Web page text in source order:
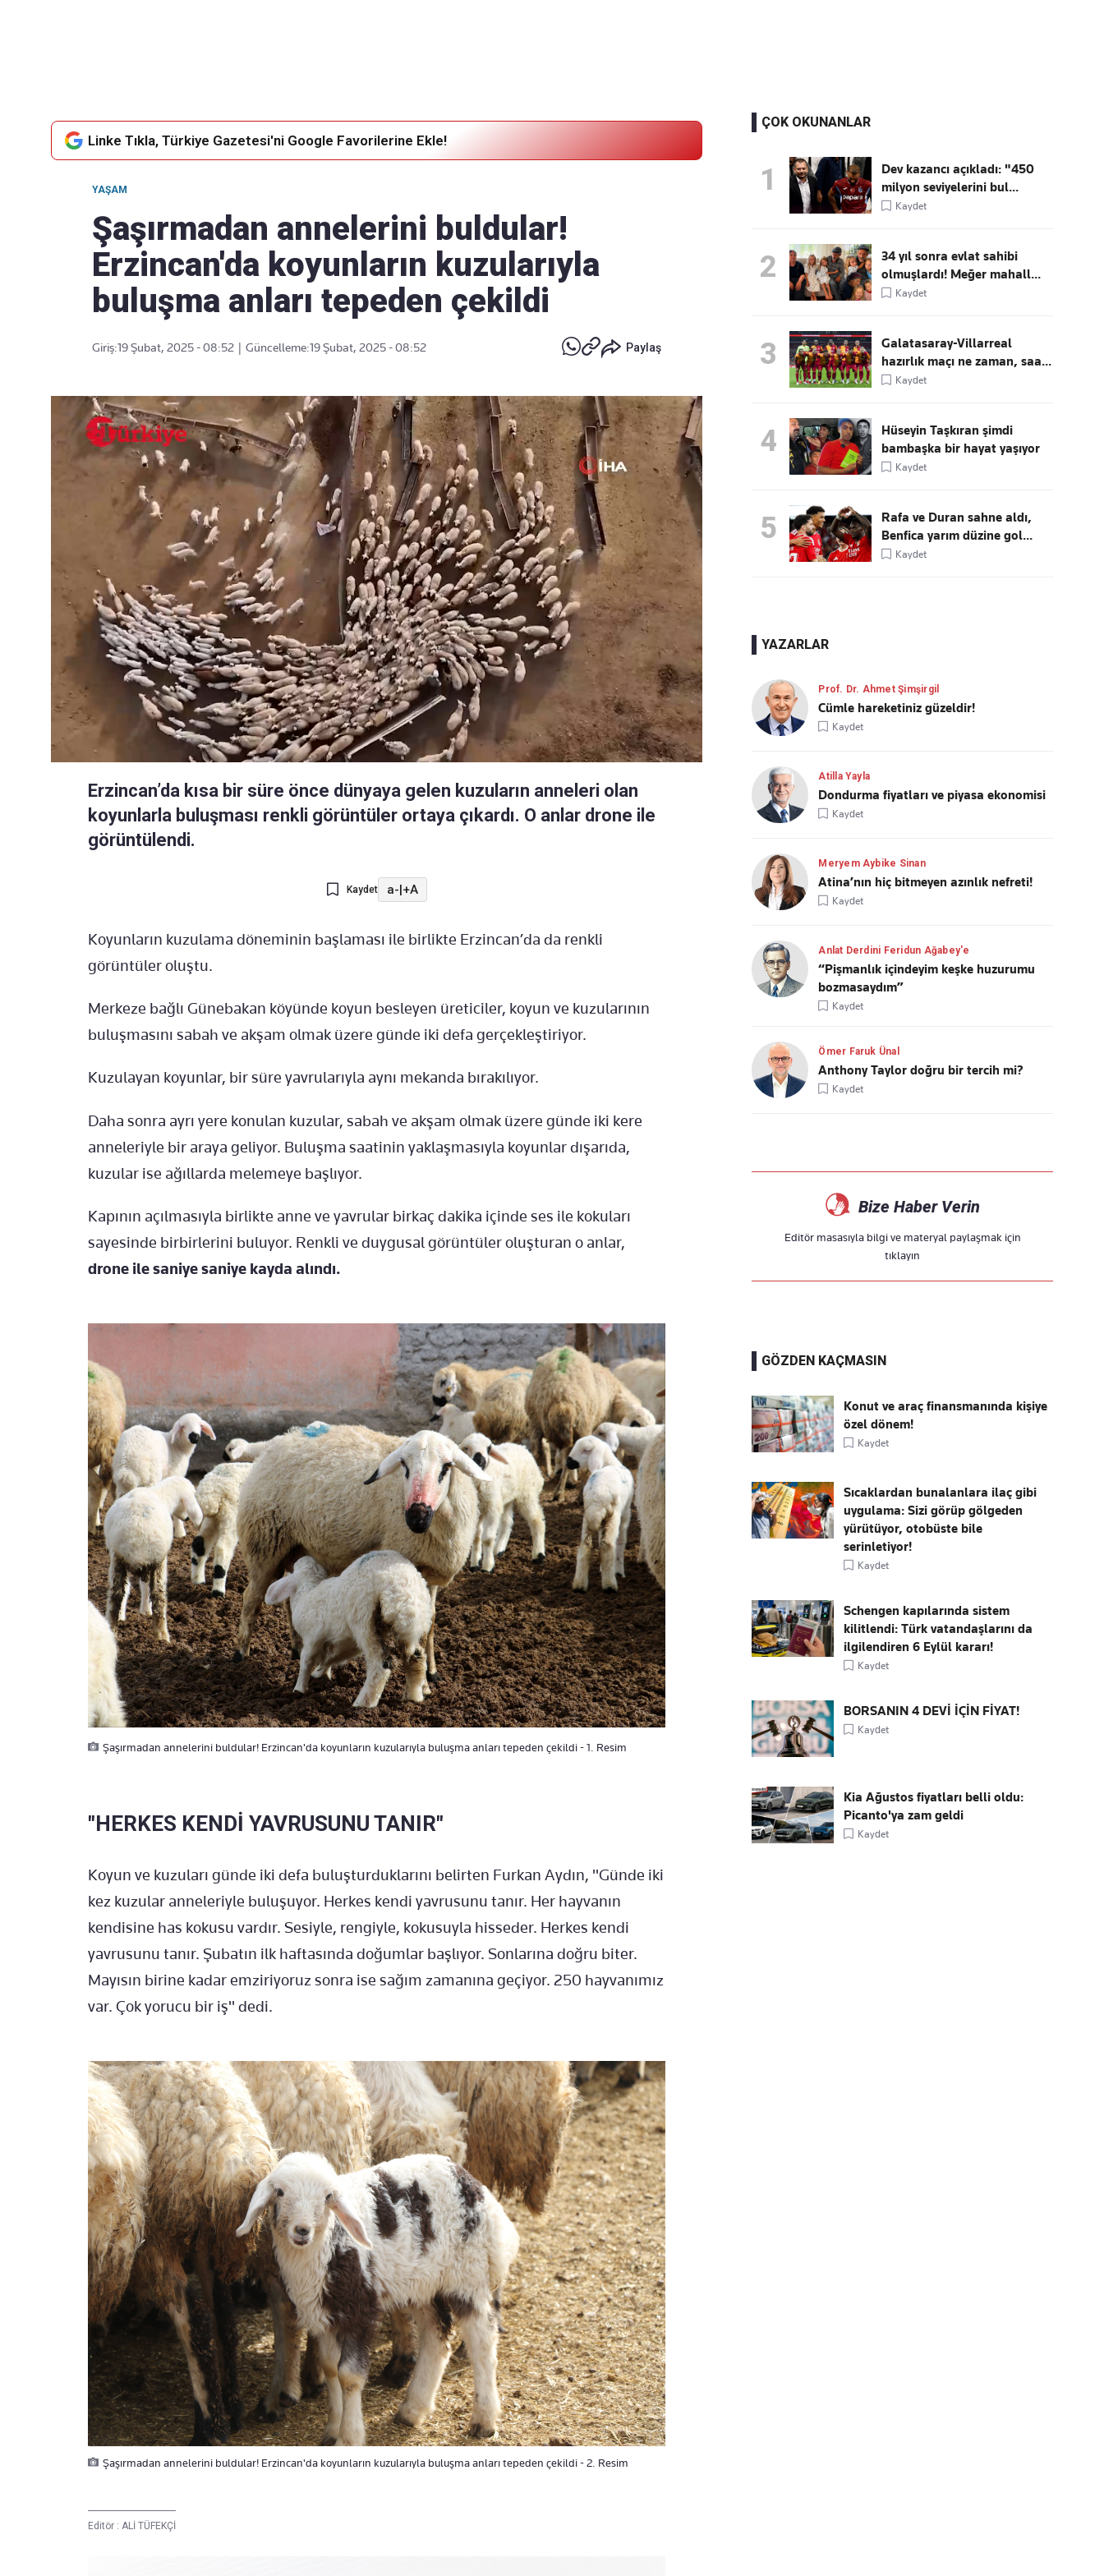
Linke Tıkla, Türkiye Gazetesi'ni Google Favorilerine Ekle!
YAŞAM
Şaşırmadan annelerini buldular!
Erzincan'da koyunların kuzularıyla
buluşma anları tepeden çekildi
Giriş:19 Şubat, 2025 - 08:52 Güncelleme:19 Şubat, 2025 - 08:52 Paylaş
Erzincan’da kısa bir süre önce dünyaya gelen kuzuların anneleri olan
koyunlarla buluşması renkli görüntüler ortaya çıkardı. O anlar drone ile
görüntülendi.
Kaydet a-|+A
Koyunların kuzulama döneminin başlaması ile birlikte Erzincan’da da renkli
görüntüler oluştu.
Merkeze bağlı Günebakan köyünde koyun besleyen üreticiler, koyun ve kuzularının
buluşmasını sabah ve akşam olmak üzere günde iki defa gerçekleştiriyor.
Kuzulayan koyunlar, bir süre yavrularıyla aynı mekanda bırakılıyor.
Daha sonra ayrı yere konulan kuzular, sabah ve akşam olmak üzere günde iki kere
anneleriyle bir araya geliyor. Buluşma saatinin yaklaşmasıyla koyunlar dışarıda,
kuzular ise ağıllarda melemeye başlıyor.
Kapının açılmasıyla birlikte anne ve yavrular birkaç dakika içinde ses ile kokuları
sayesinde birbirlerini buluyor. Renkli ve duygusal görüntüler oluşturan o anlar,
drone ile saniye saniye kayda alındı.
Şaşırmadan annelerini buldular! Erzincan'da koyunların kuzularıyla buluşma anları tepeden çekildi - 1. Resim
"HERKES KENDİ YAVRUSUNU TANIR"
Koyun ve kuzuları günde iki defa buluşturduklarını belirten Furkan Aydın, "Günde iki
kez kuzular anneleriyle buluşuyor. Herkes kendi yavrusunu tanır. Her hayvanın
kendisine has kokusu vardır. Sesiyle, rengiyle, kokusuyla hisseder. Herkes kendi
yavrusunu tanır. Şubatın ilk haftasında doğumlar başlıyor. Sonlarına doğru biter.
Mayısın birine kadar emziriyoruz sonra ise sağım zamanına geçiyor. 250 hayvanımız
var. Çok yorucu bir iş" dedi.
Şaşırmadan annelerini buldular! Erzincan'da koyunların kuzularıyla buluşma anları tepeden çekildi - 2. Resim
Editör : ALİ TÜFEKÇİ
ÇOK OKUNANLAR
1
Dev kazancı açıkladı: "450
milyon seviyelerini bul...
Kaydet
2
34 yıl sonra evlat sahibi
olmuşlardı! Meğer mahall...
Kaydet
3
Galatasaray-Villarreal
hazırlık maçı ne zaman, saa...
Kaydet
4
Hüseyin Taşkıran şimdi
bambaşka bir hayat yaşıyor
Kaydet
5
Rafa ve Duran sahne aldı,
Benfica yarım düzine gol...
Kaydet
YAZARLAR
Prof. Dr. Ahmet Şimşirgil
Cümle hareketiniz güzeldir!
Kaydet
Atilla Yayla
Dondurma fiyatları ve piyasa ekonomisi
Kaydet
Meryem Aybike Sinan
Atina’nın hiç bitmeyen azınlık nefreti!
Kaydet
Anlat Derdini Feridun Ağabey'e
“Pişmanlık içindeyim keşke huzurumu
bozmasaydım”
Kaydet
Ömer Faruk Ünal
Anthony Taylor doğru bir tercih mi?
Kaydet
Bize Haber Verin
Editör masasıyla bilgi ve materyal paylaşmak için
tıklayın
GÖZDEN KAÇMASIN
Konut ve araç finansmanında kişiye
özel dönem!
Kaydet
Sıcaklardan bunalanlara ilaç gibi
uygulama: Sizi görüp gölgeden
yürütüyor, otobüste bile
serinletiyor!
Kaydet
Schengen kapılarında sistem
kilitlendi: Türk vatandaşlarını da
ilgilendiren 6 Eylül kararı!
Kaydet
BORSANIN 4 DEVİ İÇİN FİYAT!
Kaydet
Kia Ağustos fiyatları belli oldu:
Picanto'ya zam geldi
Kaydet